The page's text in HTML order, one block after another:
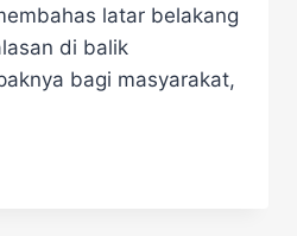
latar belakang
di balik
bagi masyarakat,